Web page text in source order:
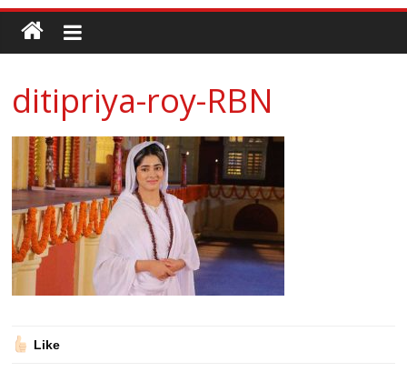
ditipriya-roy-RBN
Like